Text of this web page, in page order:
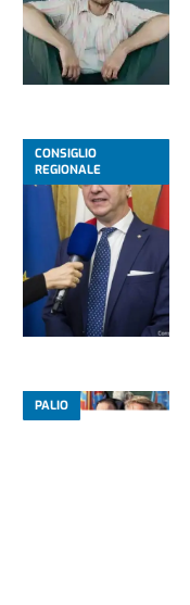
CONSIGLIO
REGIONALE
PALIO